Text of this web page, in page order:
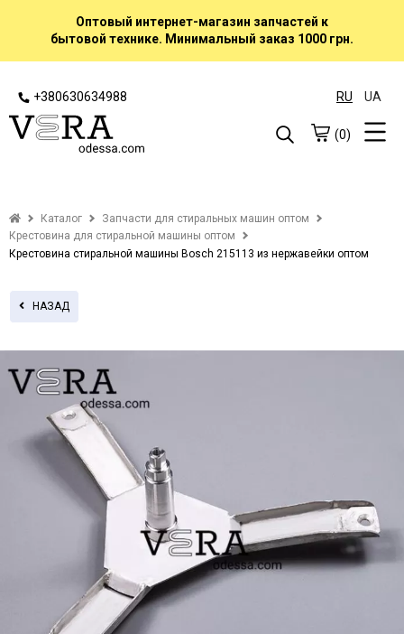
Оптовый интернет-магазин запчастей к
бытовой технике. Минимальный заказ 1000 грн.
+380630634988 RU UA
(0)
Каталог
Запчасти для стиральных машин оптом
Крестовина для стиральной машины оптом
Крестовина стиральной машины Bosch 215113 из нержавейки оптом
НАЗАД